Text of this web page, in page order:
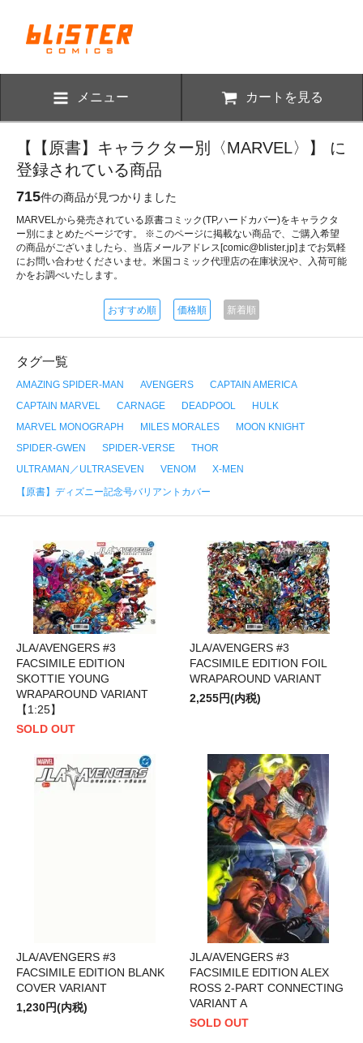
メニュー カートを見る
【【原書】キャラクター別〈MARVEL〉】 に
登録されている商品
715件の商品が見つかりました
MARVELから発売されている原書コミック(TP,ハードカバー)をキャラクタ
ー別にまとめたページです。 ※このページに掲載ない商品で、ご購入希望
の商品がございましたら、当店メールアドレス[comic@blister.jp]までお気軽
にお問い合わせくださいませ。米国コミック代理店の在庫状況や、入荷可能
かをお調べいたします。
おすすめ順 価格順 新着順
タグ一覧
AMAZING SPIDER-MAN AVENGERS
CAPTAIN AMERICA
CAPTAIN MARVEL
CARNAGE DEADPOOL
HULK
MARVEL MONOGRAPH
MILES MORALES
MOON KNIGHT
SPIDER-GWEN
SPIDER-VERSE
THOR
ULTRAMAN／ULTRASEVEN
VENOM
X-MEN
【原書】ディズニー記念号バリアントカバー
JLA/AVENGERS #3
FACSIMILE EDITION
SKOTTIE YOUNG
WRAPAROUND VARIANT
【1:25】
SOLD OUT
JLA/AVENGERS #3
FACSIMILE EDITION FOIL
WRAPAROUND VARIANT
2,255円(内税)
JLA/AVENGERS #3
FACSIMILE EDITION BLANK
COVER VARIANT
1,230円(内税)
JLA/AVENGERS #3
FACSIMILE EDITION ALEX
ROSS 2-PART CONNECTING
VARIANT A
SOLD OUT